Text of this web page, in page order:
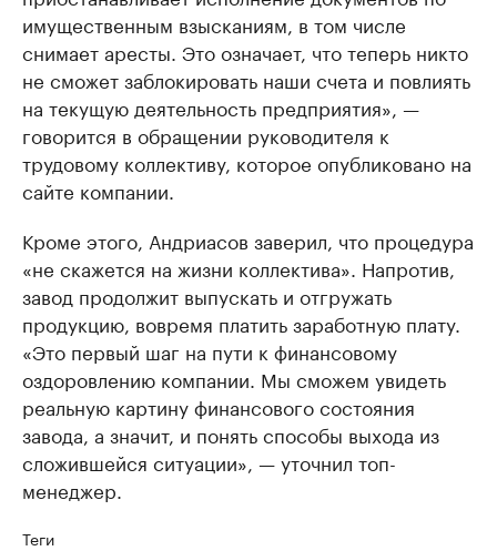
имущественным взысканиям, в том числе
снимает аресты. Это означает, что теперь никто
не сможет заблокировать наши счета и повлиять
на текущую деятельность предприятия», —
говорится в обращении руководителя к
трудовому коллективу, которое опубликовано на
сайте компании.
Кроме этого, Андриасов заверил, что процедура
«не скажется на жизни коллектива». Напротив,
завод продолжит выпускать и отгружать
продукцию, вовремя платить заработную плату.
«Это первый шаг на пути к финансовому
оздоровлению компании. Мы сможем увидеть
реальную картину финансового состояния
завода, а значит, и понять способы выхода из
сложившейся ситуации», — уточнил топ-
менеджер.
Теги